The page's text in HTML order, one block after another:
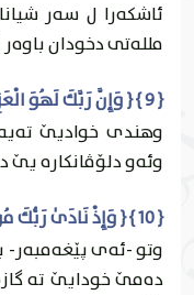
ئاشكه‌را ل سه‌ر
ملله‌تى دخودان
{ 9 } { وَإِنَّ رَبَّكَ لَهُوَ الْعَزِيزُ الرَّحِيمُ }
وهندى خواديێ
وئه‌و دلۆڤانكاره‌
{ 10 } { وَإِذْ نَادَىٰ رَبُّكَ مُوسَىٰ أَنِ ائْتِ الْقَوْمَ الظَّالِمِينَ }
وتو -ئه‌ى
ده‌مێ خودايێ ته‌